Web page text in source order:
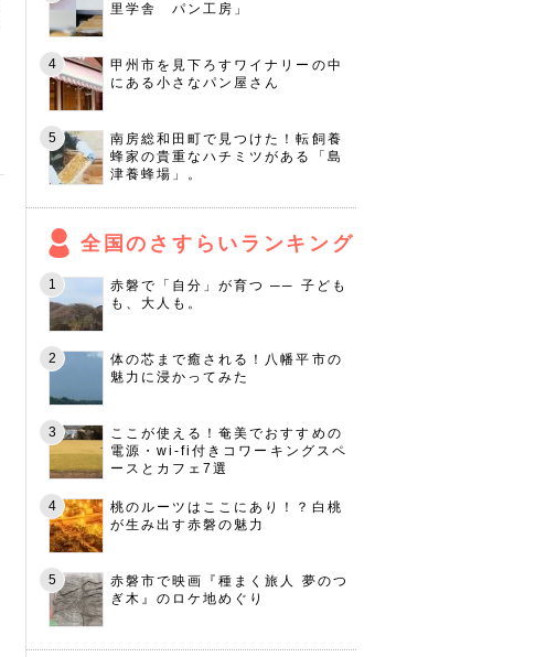
里学舎 パン工房」
甲州市を見下ろすワイナリーの中
にある小さなパン屋さん
南房総和田町で見つけた！転飼養
蜂家の貴重なハチミツがある「島
津養蜂場」。
全国のさすらいランキング
赤磐で「自分」が育つ ── 子ども
も、大人も。
体の芯まで癒される！八幡平市の
魅力に浸かってみた
ここが使える！奄美でおすすめの
電源・wi-fi付きコワーキングスペ
ースとカフェ7選
桃のルーツはここにあり！？白桃
が生み出す赤磐の魅力
赤磐市で映画『種まく旅人 夢のつ
ぎ木』のロケ地めぐり